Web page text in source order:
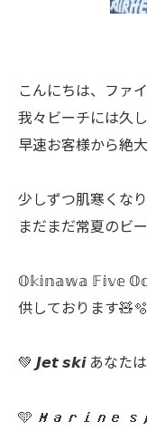
こんにちは、ファ
我々ビーチには久
早速お客様から絶
少しずつ肌寒くな
まだまだ常夏のビ
𝕆𝕜𝕚𝕟𝕒𝕨𝕒 𝔽𝕚𝕧𝕖
供しております🧸🫧
💚 𝙅𝙚𝙩 𝙨𝙠𝙞 あなた
🩵 𝙈𝙖𝙧𝙞𝙣𝙚